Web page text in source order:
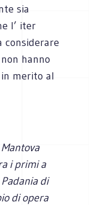
sia
l’ iter
considerare
hanno
merito al
i primi a
di
di opera